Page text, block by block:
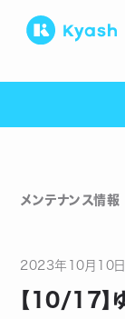
メンテナンス情報
2023年 10月 10日
【10/17】